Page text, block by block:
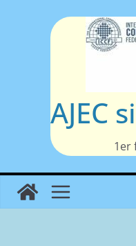
AJEC
1er